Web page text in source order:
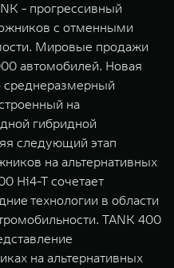
WEY 05
Эстетика
- прогрессивный
с отменными
Мировые продажи
автомобилей. Новая
среднеразмерный
на
гибридной
следующий этап
на альтернативных
Hi4-T сочетает
технологии в области
TANK 400
на альтернативных